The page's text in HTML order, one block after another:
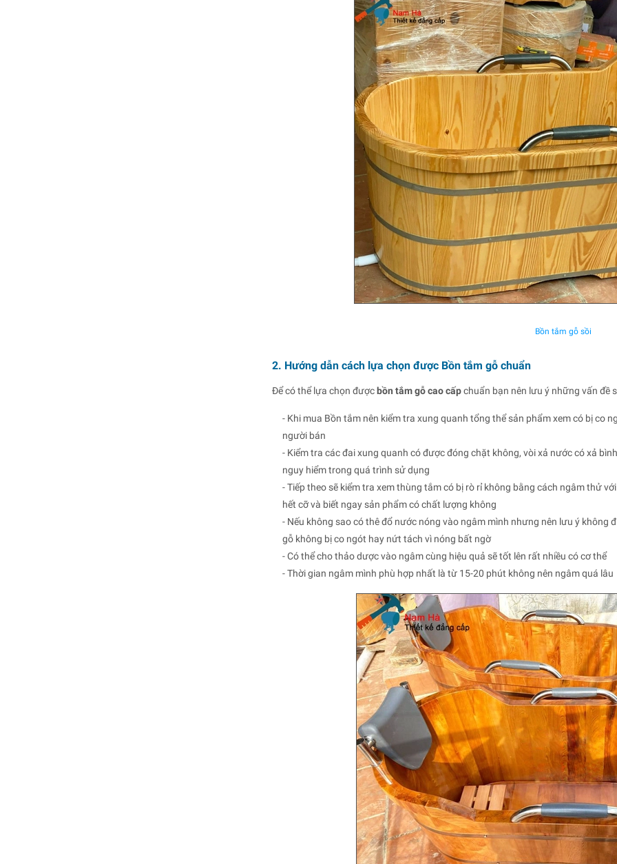
Bồn tắm gỗ sồi
2. Hướng dẫn cách lựa chọn được Bồn tắm gỗ chuẩn
Để có thể lựa chọn được bồn tắm gỗ cao cấpchuẩn bạn nên lưu ý những vấn đề
- Khi mua Bồn tắm nên kiểm tra xung quanh tổng thể sản phẩm xem có bị co
người bán
- Kiểm tra các đai xung quanh có được đóng chặt không, vòi xả nước có xả
nguy hiểm trong quá trình sử dụng
- Tiếp theo sẽ kiểm tra xem thùng tắm có bị rò rỉ không bằng cách ngâm thử
hết cỡ và biết ngay sản phẩm có chất lượng không
- Nếu không sao có thê đổ nước nóng vào ngâm mình nhưng nên lưu ý
gỗ không bị co ngót hay nứt tách vì nóng bất ngờ
- Có thể cho thảo dược vào ngâm cùng hiệu quả sẽ tốt lên rất nhiều có cơ thể
- Thời gian ngâm mình phù hợp nhất là từ 15-20 phút không nên ngâm quá lâu